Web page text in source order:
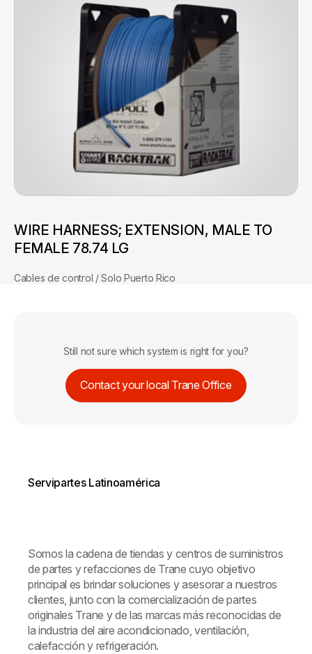
WIRE HARNESS; EXTENSION, MALE TO
FEMALE 78.74 LG
Cables de control / Solo Puerto Rico
Still not sure which system is right for you?
Contact your local Trane Office
Servipartes Latinoamérica
Somos la cadena de tiendas y centros de suministros
de partes y refacciones de Trane cuyo objetivo
principal es brindar soluciones y asesorar a nuestros
clientes, junto con la comercialización de partes
originales Trane y de las marcas más reconocidas de
la industria del aire acondicionado, ventilación,
calefacción y refrigeración.